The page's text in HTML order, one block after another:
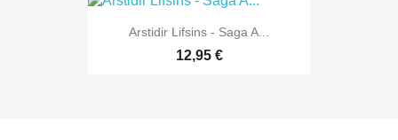
Arstidir Lifsins - Saga A...
12,95 €